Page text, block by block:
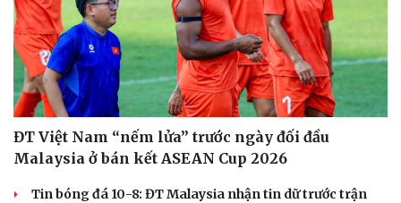
ĐT Việt Nam “nếm lửa” trước ngày đối đầu
Malaysia ở bán kết ASEAN Cup 2026
Tin bóng đá 10-8: ĐT Malaysia nhận tin dữ trước trận